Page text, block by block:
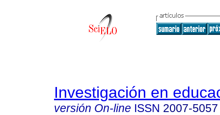
Investigación en
versión On-line ISSN 2007-5057